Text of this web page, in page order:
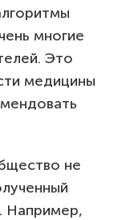
многие
Это
медицины
не
Например,